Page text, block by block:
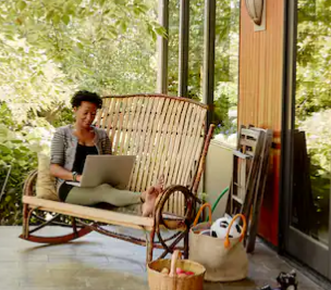
oben und unten oder erkunde die